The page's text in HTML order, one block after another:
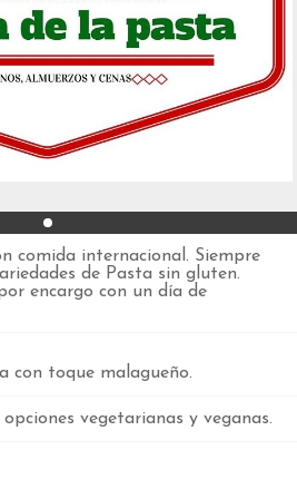
comida internacional. Siempre
de Pasta sin gluten.
encargo con un día de
con toque malagueño.
opciones vegetarianas y veganas.